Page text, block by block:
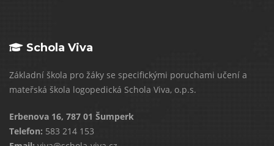
Schola Viva
Základní škola pro žáky se specifickými poruchami učení a
mateřská škola logopedická Schola Viva, o.p.s.
Erbenova 16, 787 01 Šumperk
Telefon: 583 214 153